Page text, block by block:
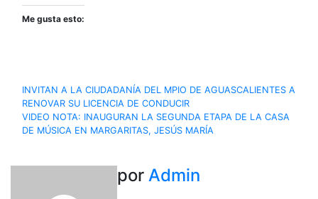
Me gusta esto:
Navegación
de
INVITAN A LA CIUDADANÍA DEL MPIO DE AGUASCALIENTES A
RENOVAR SU LICENCIA DE CONDUCIR
VIDEO NOTA: INAUGURAN LA SEGUNDA ETAPA DE LA CASA
DE MÚSICA EN MARGARITAS, JESÚS MARÍA
por Admin